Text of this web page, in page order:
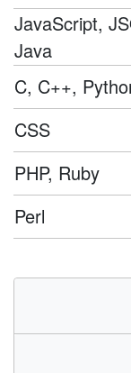
JavaScript,
Java
C, C++,
CSS
PHP, Ruby
Perl